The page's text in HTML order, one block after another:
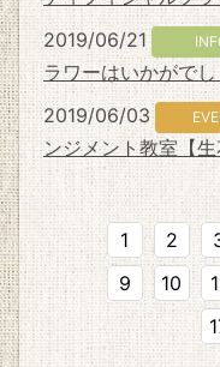
2019/06/21
ラワーはいかがでし
2019/06/03
ンジメント教室【
1 2
9
10